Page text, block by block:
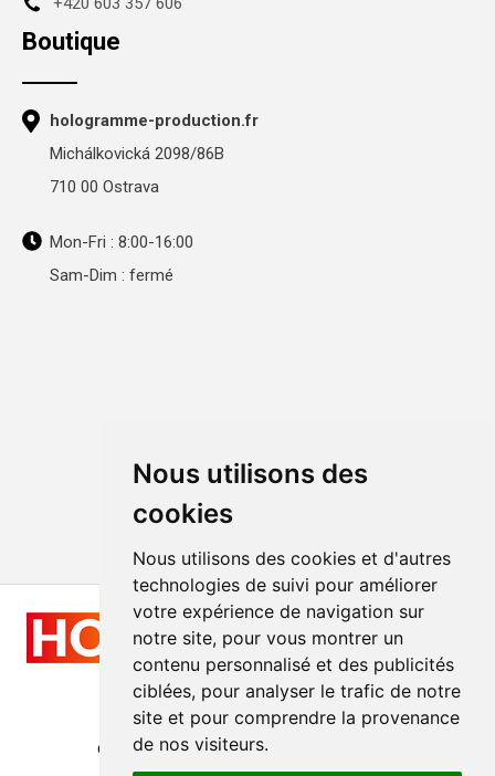
Nous utilisons des
cookies
Nous utilisons des cookies et d'autres
technologies de suivi pour améliorer
votre expérience de navigation sur
notre site, pour vous montrer un
contenu personnalisé et des publicités
ciblées, pour analyser le trafic de notre
site et pour comprendre la provenance
de nos visiteurs.
Boutique
hologramme-production.fr
Michálkovická 2098/86B
710 00 Ostrava
Mon-Fri : 8:00-16:00
Sam-Dim : fermé
Tous droits réservés
© 2011 - 2026hologramme-production.fr